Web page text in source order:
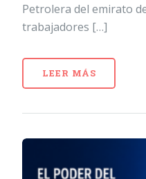
Petrolera del emirato
trabajadores […]
LEER MÁS